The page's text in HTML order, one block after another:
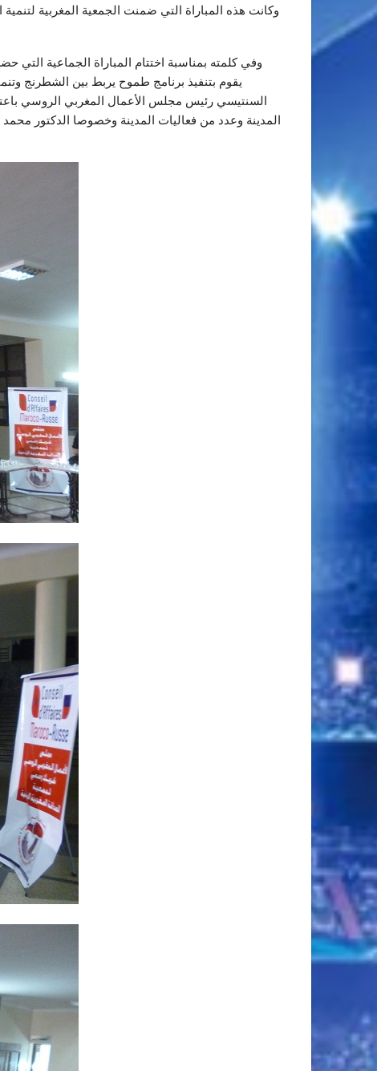
وكانت هذه المباراة التي ضمنت الجمعية المغربية
وفي كلمته بمناسبة اختتام المباراة الجماعية التي
يقوم بتنفيذ برنامج طموح يربط بين الشطرنج
السنتيسي رئيس مجلس الأعمال المغربي الروسي
المدينة وعدد من فعاليات المدينة وخصوصا الدكتور